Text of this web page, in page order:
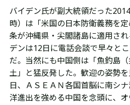
バイデン氏が副大統領だった2
時）は「米国の日本防衛義務を
条が沖縄県・尖閣諸島に適用さ
デンは12日に電話会談で早々と
だ。 当然にも中国側は「魚釣島
土」と猛反発した。 歓迎の姿勢
日、ＡＳＥＡＮ各国首脳に南シ
洋進出を強める中国を念頭に、